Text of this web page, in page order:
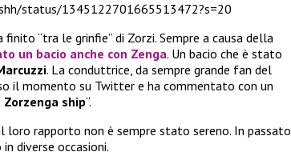
status/1345122701665513472?s=20
“tra le grinfie” di Zorzi. Sempre a causa della
un bacio anche con Zenga. Un bacio che è stato
. La conduttrice, da sempre grande fan del
il momento su Twitter e ha commentato con un
ship“.
loro rapporto non è sempre stato sereno. In passato
diverse occasioni.